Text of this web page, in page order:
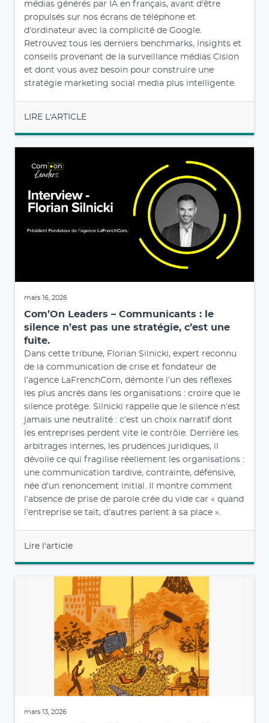
médias générés par IA en français, avant d'être
propulsés sur nos écrans de téléphone et
d'ordinateur avec la complicité de Google.
Retrouvez tous les derniers benchmarks, insights et
conseils provenant de la surveillance médias Cision
et dont vous avez besoin pour construire une
stratégie marketing social media plus intelligente.
LIRE L'ARTICLE
mars 16, 2026
Com’On Leaders – Communicants : le
silence n’est pas une stratégie, c’est une
fuite.
Dans cette tribune, Florian Silnicki, expert reconnu
de la communication de crise et fondateur de
l’agence LaFrenchCom, démonte l’un des réflexes
les plus ancrés dans les organisations : croire que le
silence protège. Silnicki rappelle que le silence n’est
jamais une neutralité : c’est un choix narratif dont
les entreprises perdent vite le contrôle. Derrière les
arbitrages internes, les prudences juridiques, il
dévoile ce qui fragilise réellement les organisations :
une communication tardive, contrainte, défensive,
née d’un renoncement initial. Il montre comment
l’absence de prise de parole crée du vide car « quand
l’entreprise se tait, d’autres parlent à sa place ».
Lire l'article
mars 13, 2026